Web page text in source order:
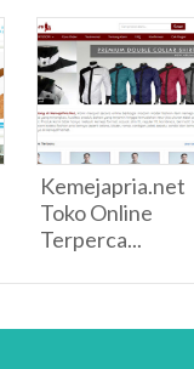
Kemejapria.net
Toko Online
Terperca...